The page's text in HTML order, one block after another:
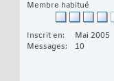
Membre habitué
Inscrit en
Mai 2005
Messages
10